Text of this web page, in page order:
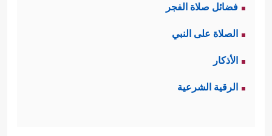
فضائل صلاة الفجر
الصلاة على النبي
الأذكار
الرقية الشرعية